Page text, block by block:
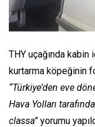
THY uçağında
kurtarma köpeğinin
“Türkiye’den eve
Hava Yolları
classa”yorumu